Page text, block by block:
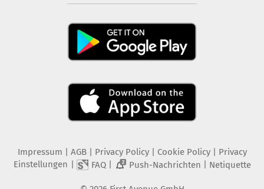
Impressum | AGB | Privacy Policy| Cookie Policy| Privacy
Einstellungen | FAQ| 2 Push-Nachrichten | Netiquette